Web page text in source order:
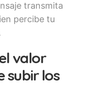
transmita
percibe tu
valor
subir los